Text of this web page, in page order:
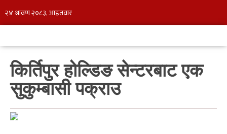
किर्तिपुर होल्डिङ सेन्टरबाट एक
सुकुम्बासी पक्राउ